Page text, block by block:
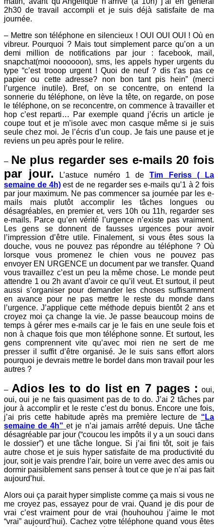
2h30 de travail accompli et je suis déjà satisfaite de ma
journée.
– Mettre son téléphone en silencieux ! OUI OUI OUI ! Où en
vibreur. Pourquoi ? Mais tout simplement parce qu’on a un
demi million de notifications par jour : facebook, mail,
snapchat(moi noooooon), sms, les appels hyper urgents du
type “c’est trooop urgent ! Quoi de neuf ? dis t’as pas ce
papier ou cette adresse? non bon tant pis hein” (merci
l’urgence inutile). Bref, on se concentre, on entend la
sonnerie du téléphone, on lève la tête, on regarde, on pose
le téléphone, on se reconcentre, on commence à travailler et
hop c’est reparti… Par exemple quand j’écris un article je
coupe tout et je m’isole avec mon casque même si je suis
seule chez moi. Je l’écris d’un coup. Je fais une pause et je
reviens un peu après pour le relire.
– Ne plus regarder ses e-mails 20 fois
par jour.
L’astuce numéro 1 deTim Feriss ( La
semaine de 4h)est de ne regarder ses e-mails qu’1 à 2 fois
par jour maximum. Ne pas commencer sa journée par les e-
mails mais plutôt accomplir les tâches longues ou
désagréables, en premier et, vers 10h ou 11h, regarder ses
e-mails. Parce qu’en vérité l’urgence n’existe pas vraiment.
Les gens se donnent de fausses urgences pour avoir
l’impression d’être utile. Finalement, si vous êtes sous la
douche, vous ne pouvez pas répondre au téléphone ? Où
lorsque vous promenez le chien vous ne pouvez pas
envoyer EN URGENCE un document par we transfer. Quand
vous travaillez c’est un peu la même chose. Le monde peut
attendre 1 ou 2h avant d’avoir ce qu’il veut. Et surtout, il peut
aussi s’organiser pour demander les choses suffisamment
en avance pour ne pas mettre le reste du monde dans
l’urgence. J’applique cette méthode depuis bientôt 2 ans et
croyez moi ça change la vie. Je passe beaucoup moins de
temps à gérer mes e-mails car je le fais en une seule fois et
non à chaque fois que mon téléphone sonne. Et surtout, les
gens comprennent vite qu’avec moi rien ne sert de me
presser il suffit d’être organisé. Je le suis sans effort alors
pourquoi je devrais mettre le bordel dans mon travail pour les
autres ?
– Adios les to do list en 7 pages : oui,
oui, oui je ne fais quasiment pas de to do. J’ai 2 tâches par
jour à accomplir et le reste c’est du bonus. Encore une fois,
j’ai pris cette habitude après ma première lecture de “La
semaine de 4h” et je n’ai jamais arrêté depuis. Une tâche
désagréable par jour (“coucou les impôts il y a un souci dans
le dossier”) et une tâche longue. Si j’ai fini tôt, soit je fais
autre chose et je suis hyper satisfaite de ma productivité du
jour, soit je vais prendre l’air, boire un verre avec des amis ou
dormir paisiblement sans penser à tout ce que je n’ai pas fait
aujourd’hui.
Alors oui ça parait hyper simpliste comme ça mais si vous ne
me croyez pas, essayez pour de vrai. Quand je dis pour de
vrai c’est vraiment pour de vrai (houhouhou j’aime le mot
“vrai” aujourd’hui). Cachez votre téléphone quand vous êtes